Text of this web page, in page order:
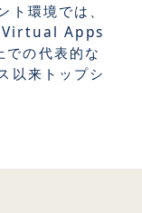
ト環境では、
Virtual Apps
の代表的な
以来トップシ